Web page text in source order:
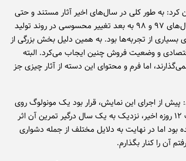
کرد: به طور کلی در سال‌های اخیر آثار مستند و حتی
آثار رئال در تئاتر ما کمتر شده است. از حدود سال‌های ۹۷ و ۹۸ به بعد تغییر محسوسی در روند تولید
بسیاری از تجربه‌ها بود. به همین دلیل بخش بزرگی از
و وضعیت فروش چنین ایجاب می‌کرد. البته
اما فرم و محتوای این دسته از آثار چیزی جز
پیش از اجرای این نمایش، قرار بود یک مونولوگ روی
صحنه ببرم. از اردیبهشت سال قبل تا زمان جنگ ۱۲ روزه اخیر، نزدیک به یک سال درگیر تمرین آن اثر
بود اما در نهایت به دلایل مختلف از جمله دشواری
آن را کنار بگذارم.